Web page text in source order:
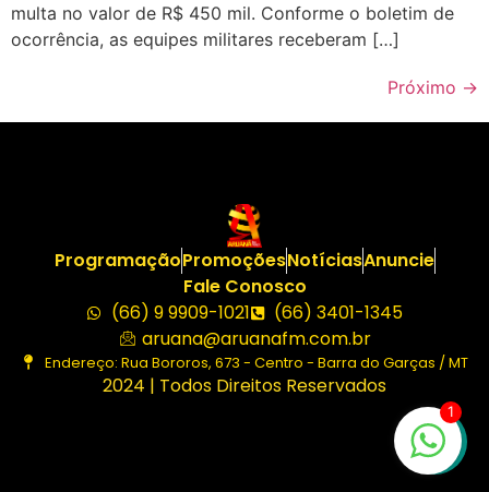
multa no valor de R$ 450 mil. Conforme o boletim de
ocorrência, as equipes militares receberam […]
Próximo →
ProgramaçãoPromoçõesNotíciasAnuncie
Fale Conosco
(66) 9 9909-1021
(66) 3401-1345
aruana@aruanafm.com.br
Endereço: Rua Bororos, 673 - Centro - Barra do Garças / MT
2024 | Todos Direitos Reservados
1